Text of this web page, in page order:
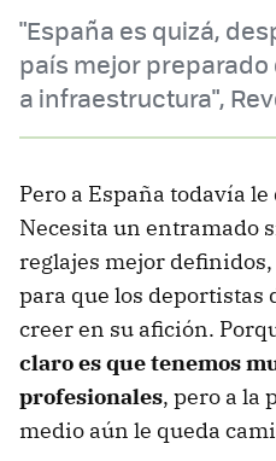
"España es quizá,
país mejor
a infraestructura",
Pero a España todavía
Necesita un entramado
reglajes mejor
para que los deportistas
creer en su afición.
claro es que tenemos
profesionales, pero a la
medio aún le queda